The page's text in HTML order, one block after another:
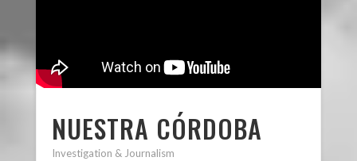
NUESTRA CÓRDOBA
Investigation & Journalism